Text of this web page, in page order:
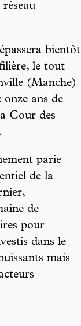
bientôt
le tout
(Manche)
ans de
Cour des
parie
de la
de
pour
dans le
mais